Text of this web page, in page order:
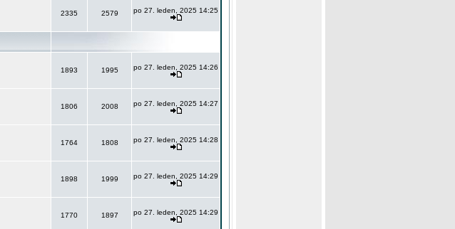
2335 2579 po 27. leden, 2025 14:25
1893 1995 po 27. leden, 2025 14:26
1806 2008 po 27. leden, 2025 14:27
1764 1808 po 27. leden, 2025 14:28
1898 1999 po 27. leden, 2025 14:29
1770 1897 po 27. leden, 2025 14:29